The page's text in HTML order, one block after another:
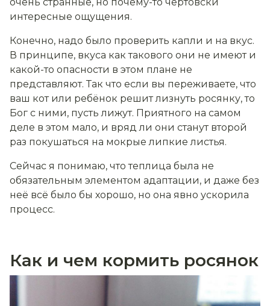
интересные ощущения.
Конечно, надо было проверить капли и на вкус.
В принципе, вкуса как такового они не имеют и
какой-то опасности в этом плане не
представляют. Так что если вы переживаете, что
ваш кот или ребёнок решит лизнуть росянку, то
Бог с ними, пусть лижут. Приятного на самом
деле в этом мало, и вряд ли они станут второй
раз покушаться на мокрые липкие листья.
Сейчас я понимаю, что теплица была не
обязательным элементом адаптации, и даже без
неё всё было бы хорошо, но она явно ускорила
процесс.
Как и чем кормить росянок